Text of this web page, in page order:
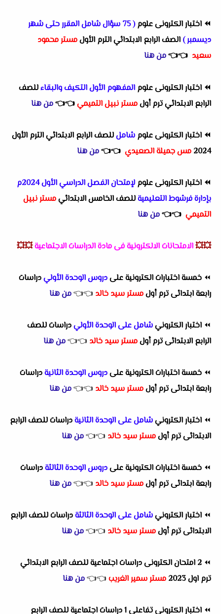
⏪ اختبار الكترونى علوم
( 75 سؤال شامل المقرر حتى شهر
ديسمبر ) الصف الرابع الابتدائي الترم الأولمستر محمود
سعيد 👈
👈من هنا
⏪ اختبار الكترونى علوم المفهوم الأول التكيف والبقاءللصف
الرابع الابتدائي ترم أولمستر نبيل التميمي👈
👈من هنا
⏪ اختبار الكترونى علوم شاملللصف الرابع الابتدائي الترم الأول
2024 مس جميلة الصعيدي 👈
👈من هنا
⏪ اختبار الكترونى علوم
لإمتحان الفصل الدراسي الأول 2024م
بإدارة فرشوط التعليميةللصف الخامس الابتدائيمستر نبيل
التميمي 👈
👈من هنا
💥💥الامتحانات الالكترونية فى مادة الدراسات الاجتماعية💥💥
⏪ خمسة اختبارات الكترونية علىدروس الوحدة الأوليدراسات
رابعة ابتدائى ترم أولمستر سيد خالد 👈
👈من هنا
⏪ اختبار الكترونيشامل على الوحدة الأوليدراسات للصف
الرابع الابتدائى ترم أولمستر سيد خالد 👈
👈من هنا
⏪ خمسة اختبارات الكترونية علىدروس الوحدة الثانيةدراسات
رابعة ابتدائى ترم أولمستر سيد خالد 👈
👈من هنا
⏪ اختبار الكترونيشامل على الوحدة الثانيةدراسات للصف الرابع
الابتدائى ترم أولمستر سيد خالد 👈
👈من هنا
⏪ خمسة اختبارات الكترونية علىدروس الوحدة الثالثةدراسات
رابعة ابتدائى ترم أولمستر سيد خالد 👈
👈من هنا
⏪ اختبار الكترونيشامل على الوحدة الثالثةدراسات للصف الرابع
الابتدائى ترم أولمستر سيد خالد 👈
👈من هنا
⏪
2 امتحان الكترونى دراسات اجتماعية للصف الرابع الابتدائي
ترم اول 2023
مستر سمير الغريب 👈
👈من هنا
⏪ اختبار الكترونى تفاعلى 1 دراسات اجتماعية للصف الرابع